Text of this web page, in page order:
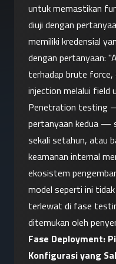
untuk memastikan
diuji dengan
memiliki kredensial
dengan pertanyaan:
terhadap brute
injection melalui field
Penetration testing
pertanyaan kedua —
sekali setahun, atau
keamanan internal
ekosistem
model seperti ini
terlewat di fase
ditemukan oleh
Fase Deployment:
Konfigurasi yang